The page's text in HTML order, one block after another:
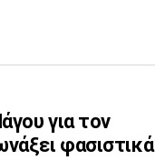
για τον
φασιστικά